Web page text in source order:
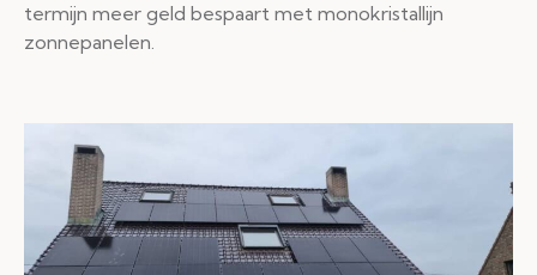
termijn meer geld bespaart met monokristallijn
zonnepanelen.